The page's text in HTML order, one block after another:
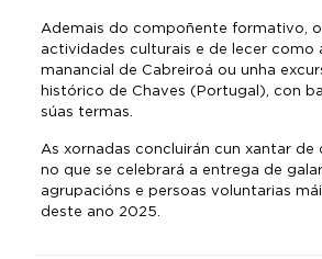
Ademais do compoñente formativo,
actividades culturais e de lecer como
manancial de Cabreiroá ou unha
histórico de Chaves (Portugal), con
súas termas.
As xornadas concluirán cun xantar de
no que se celebrará a entrega de
agrupacións e persoas voluntarias
deste ano 2025.